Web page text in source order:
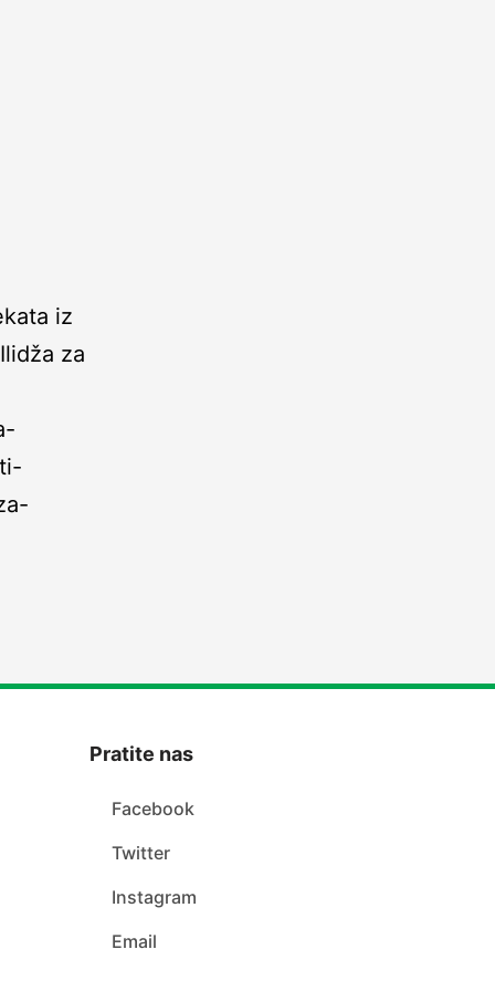
iz
za
Pratite nas
Facebook
Twitter
Instagram
Email